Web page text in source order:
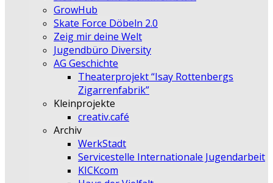
GrowHub
Skate Force Döbeln 2.0
Zeig mir deine Welt
Jugendbüro Diversity
AG Geschichte
Theaterprojekt “Isay Rottenbergs
Zigarrenfabrik”
Kleinprojekte
creativ.café
Archiv
WerkStadt
Servicestelle Internationale Jugendarbeit
KICKcom